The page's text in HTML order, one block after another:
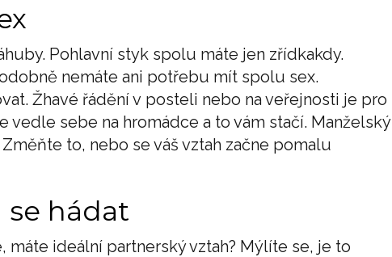
Pohlavní styk spolu máte jen zřídkakdy.
nemáte ani potřebu mít spolu sex.
Žhavé řádění v posteli nebo na veřejnosti je pro
vedle sebe na hromádce a to vám stačí. Manželský
to, nebo se váš vztah začne pomalu
hádat
máte ideální partnerský vztah? Mýlíte se, je to